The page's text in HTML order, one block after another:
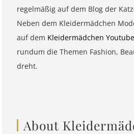
regelmäßig auf dem Blog der
Neben dem Kleidermädchen
auf dem Kleidermädchen
rundum die Themen Fashion,
dreht.
About